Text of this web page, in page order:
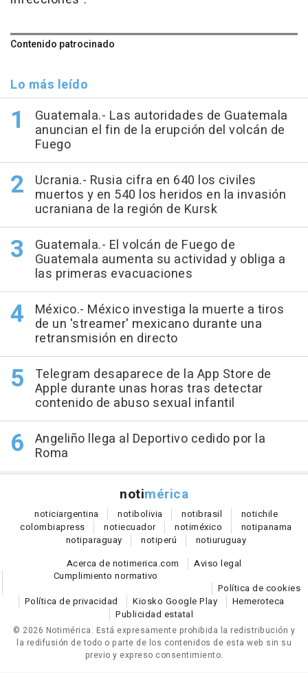
Contenido patrocinado
Lo más leído
Guatemala.- Las autoridades de Guatemala
anuncian el fin de la erupción del volcán de
Fuego
Ucrania.- Rusia cifra en 640 los civiles
muertos y en 540 los heridos en la invasión
ucraniana de la región de Kursk
Guatemala.- El volcán de Fuego de
Guatemala aumenta su actividad y obliga a
las primeras evacuaciones
México.- México investiga la muerte a tiros
de un 'streamer' mexicano durante una
retransmisión en directo
Telegram desaparece de la App Store de
Apple durante unas horas tras detectar
contenido de abuso sexual infantil
Angeliño llega al Deportivo cedido por la
Roma
notimérica
noticiargentina notibolivia notibrasil notichile
colombiapress notiecuador notiméxico notipanama
notiparaguay notiperú notiuruguay
Acerca de notimerica.com
Aviso legal
Cumplimiento normativo
Política de cookies
Política de privacidad
Kiosko Google Play
Hemeroteca
Publicidad estatal
© 2026 Notimérica. Está expresamente prohibida la redistribución y
la redifusión de todo o parte de los contenidos de esta web sin su
previo y expreso consentimiento.